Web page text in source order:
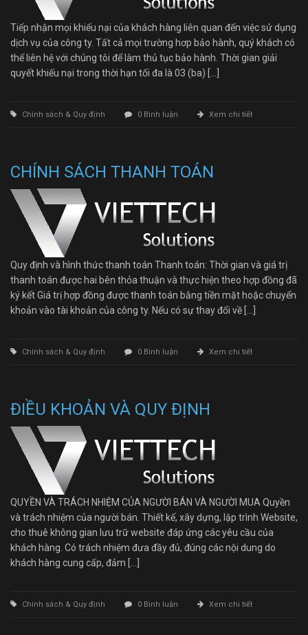
Tiếp nhận mọi khiếu nại của khách hàng liên quan đến việc sử dụng
dịch vụ của công ty. Tất cả mọi trường hơp bảo hành, quý khách có
thể liên hệ với chúng tôi để làm thủ tục bảo hành. Thời gian giải
quyết khiếu nại trong thời hạn tối đa là 03 (ba) […]
Chính sách & Quy định 0 Bình luận Xem chi tiết
CHÍNH SÁCH THANH TOÁN
Quy định và hình thức thanh toán Thanh toán: Thời gian và giá trị
thanh toán được hai bên thỏa thuận và thực hiện theo hợp đồng đã
ký kết Giá trị hợp đồng được thanh toán bằng tiền mặt hoặc chuyển
khoản vào tài khoản của công ty. Nếu có sự thay đổi về […]
Chính sách & Quy định 0 Bình luận Xem chi tiết
ĐIỀU KHOẢN VÀ QUY ĐỊNH
QUYỀN VÀ TRÁCH NHIỆM CỦA NGƯỜI BÁN VÀ NGƯỜI MUA Quyền
và trách nhiệm của người bán. Thiết kế, xây dựng, lập trình Website,
cho thuê không gian lưu trữ website đáp ứng các yêu cầu của
khách hàng. Có trách nhiệm đưa đầy đủ, đúng các nội dung do
khách hàng cung cấp, đảm […]
Chính sách & Quy định 0 Bình luận Xem chi tiết